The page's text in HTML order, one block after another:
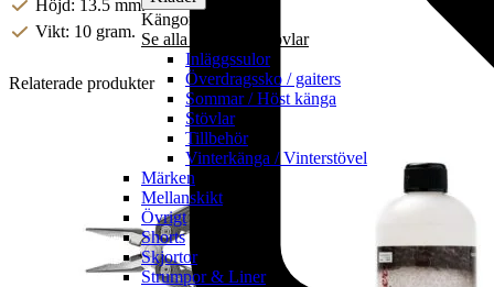
Kängor & Stövlar
Se alla kängor & stövlar
Inläggssulor
Överdragssko / gaiters
Sommar / Höst känga
Stövlar
Tillbehör
Vinterkänga / Vinterstövel
Märken
Mellanskikt
Övrigt
Shorts
Skjortor
Strumpor & Liner
Höjd: 13.5 mm.
Vikt: 10 gram.
Relaterade produkter